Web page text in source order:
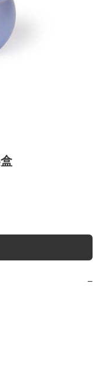
−